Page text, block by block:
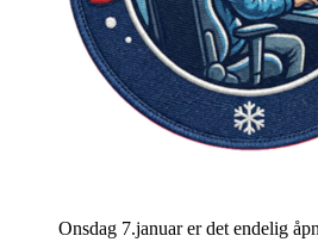
Onsdag 7.januar er det endelig